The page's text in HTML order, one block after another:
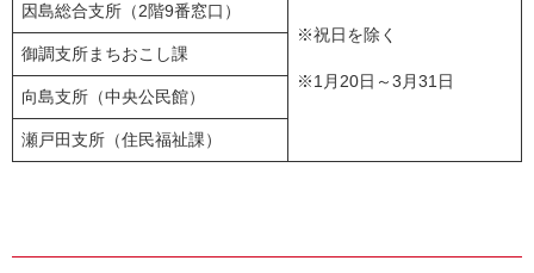
※祝日を除く
※1月20日～3月31日
因島総合支所（2階9番窓口）
御調支所まちおこし課
向島支所（中央公民館）
瀬戸田支所（住民福祉課）